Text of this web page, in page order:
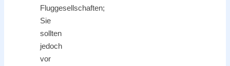
Fluggesellschaften;
Sie
sollten
jedoch
vor